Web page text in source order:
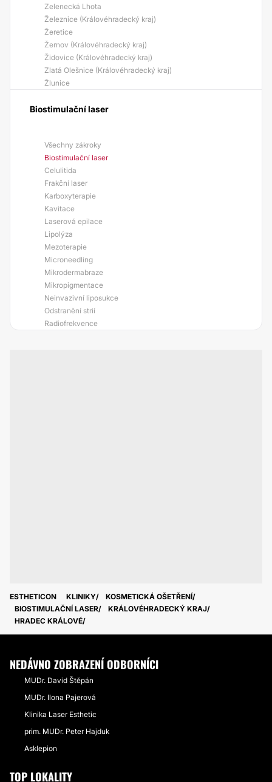
Zelenecká Lhota
Železnice (Královéhradecký kraj)
Žeretice
Žernov (Královéhradecký kraj)
Židovice (Královéhradecký kraj)
Zlatá Olešnice (Královéhradecký kraj)
Žlunice
Biostimulační laser
Všechny zákroky
Biostimulační laser
Celulitida
Frakční laser
Karboxyterapie
Kavitace
Laserová epilace
Lipolýza
Mezoterapie
Microneedling
Mikrodermabraze
Mikropigmentace
Neinvazivní liposukce
Odstranění strií
Radiofrekvence
ESTHETICON KLINIKY
KOSMETICKÁ OŠETŘENÍ
BIOSTIMULAČNÍ LASER
KRÁLOVÉHRADECKÝ KRAJ
HRADEC KRÁLOVÉ
NEDÁVNO ZOBRAZENÍ ODBORNÍCI
MUDr. David Štěpán
MUDr. Ilona Pajerová
Klinika Laser Esthetic
prim. MUDr. Peter Hajduk
Asklepion
TOP LOKALITY